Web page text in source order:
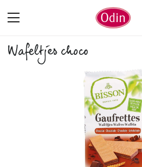
Wafeltjes choco